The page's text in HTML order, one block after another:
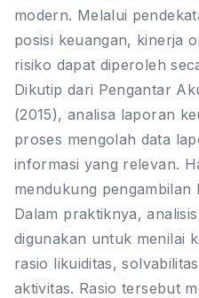
modern. Melalui
posisi keuangan, kinerja
risiko dapat diperoleh
Dikutip dari Pengantar
(2015), analisa laporan
proses mengolah data
informasi yang relevan.
mendukung pengambilan
Dalam praktiknya,
digunakan untuk menilai
rasio likuiditas,
aktivitas. Rasio tersebut